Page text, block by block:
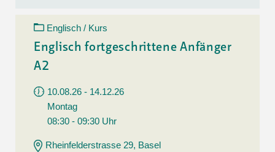
Englisch / Kurs
Englisch fortgeschrittene Anfänger
A2
10.08.26 - 14.12.26
Montag
08:30 - 09:30 Uhr
Rheinfelderstrasse 29, Basel